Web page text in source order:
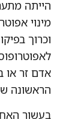
הייתה
מינוי
וכרוך
אדם זר
הראשונה
בעשור